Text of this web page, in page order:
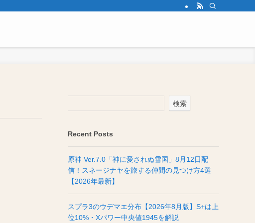
検索
Recent Posts
原神 Ver.7.0「神に愛されぬ雪国」8月12日配
信！スネージナヤを旅する仲間の見つけ方4選
【2026年最新】
スプラ3のウデマエ分布【2026年8月版】S+は上
位10%・Xパワー中央値1945を解説